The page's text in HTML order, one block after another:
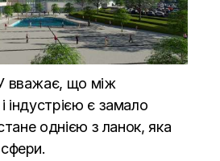
вважає, що між
індустрією є замало
однією з ланок, яка